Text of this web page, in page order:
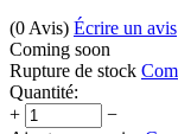
(0 Avis) Écrire un avis
Coming soon
Rupture de stock
Quantité:
+
−